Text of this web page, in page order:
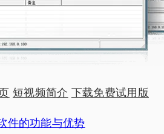
短视频简介 下载免费试用版
件的功能与优势